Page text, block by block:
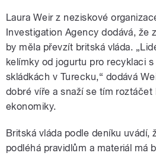
Laura Weir z neziskové
Investigation Agency dodává, že
by měla převzít britská vláda.
kelímky od jogurtu pro recyklaci
skládkách v Turecku,“ dodává
dobré víře a snaží se tím roztáčet
ekonomiky.
Britská vláda podle deníku uvádí,
podléhá pravidlům a materiál má